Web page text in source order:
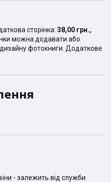
сторінка: 38,00 грн.,
можна додавати або
фотокниги. Додаткове
- залежить від служби